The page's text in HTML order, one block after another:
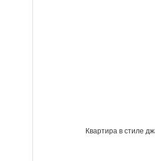
Квартира в стиле